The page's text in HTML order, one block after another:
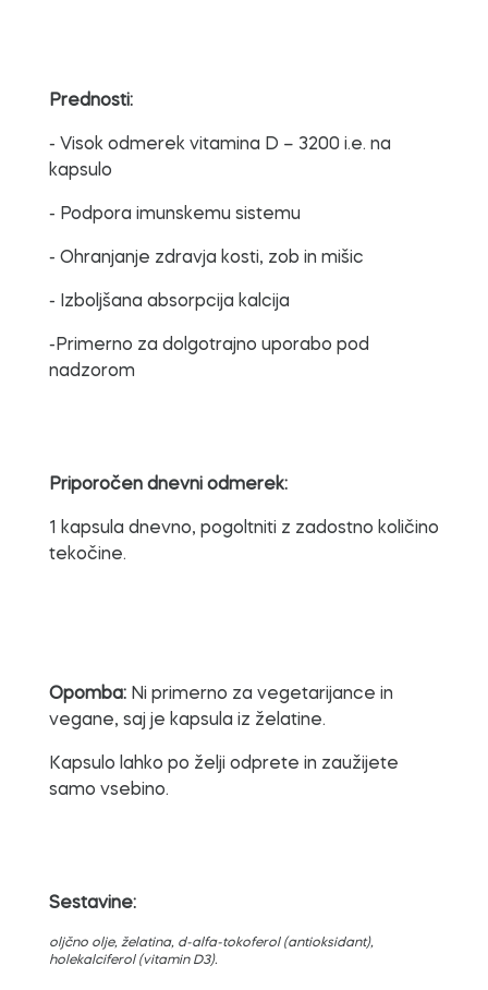
Prednosti:
- Visok odmerek vitamina D – 3200 i.e. na
kapsulo
- Podpora imunskemu sistemu
- Ohranjanje zdravja kosti, zob in mišic
- Izboljšana absorpcija kalcija
-Primerno za dolgotrajno uporabo pod
nadzorom
Priporočen dnevni odmerek:
1 kapsula dnevno, pogoltniti z zadostno količino
tekočine.
Opomba: Ni primerno za vegetarijance in
vegane, saj je kapsula iz želatine.
Kapsulo lahko po želji odprete in zaužijete
samo vsebino.
Sestavine:
oljčno olje, želatina, d-alfa-tokoferol (antioksidant),
holekalciferol (vitamin D3).